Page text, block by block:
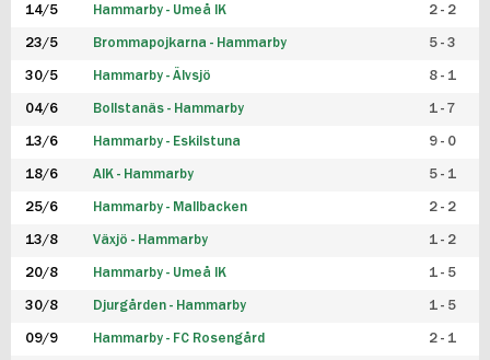
14/5 Hammarby - Umeå IK 2 - 2
23/5 Brommapojkarna - Hammarby 5 - 3
30/5 Hammarby - Älvsjö 8 - 1
04/6 Bollstanäs - Hammarby 1 - 7
13/6 Hammarby - Eskilstuna 9 - 0
18/6 AIK - Hammarby 5 - 1
25/6 Hammarby - Mallbacken 2 - 2
13/8 Växjö - Hammarby 1 - 2
20/8 Hammarby - Umeå IK 1 - 5
30/8 Djurgården - Hammarby 1 - 5
09/9 Hammarby - FC Rosengård 2 - 1